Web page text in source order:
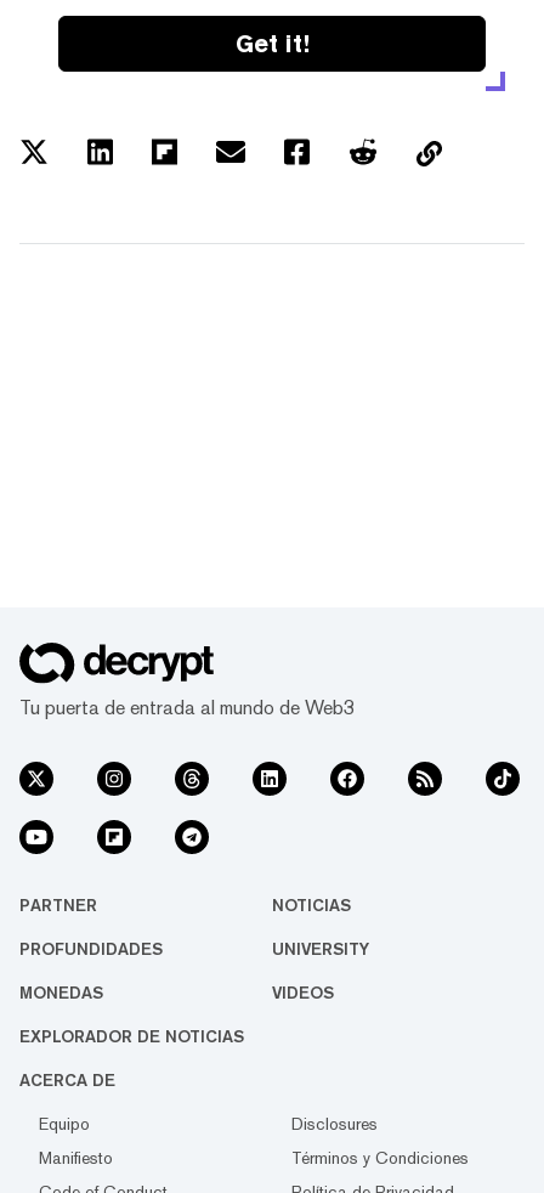
Get it!
Tu puerta de entrada al mundo de Web3
PARTNER NOTICIAS
PROFUNDIDADES UNIVERSITY
MONEDAS VIDEOS
EXPLORADOR DE NOTICIAS
ACERCA DE
Equipo
Disclosures
Manifiesto
Términos y Condiciones